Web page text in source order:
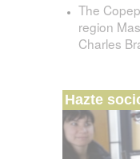
The
region
Charles
Hazte